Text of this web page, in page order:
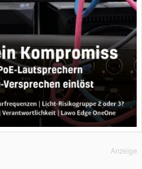
Anzeige